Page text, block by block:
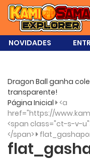
NOVIDADES
Dragon Ball ganha
transparente!
Página Inicial <a
href="https://
<span class="ct-s-v-
</span>